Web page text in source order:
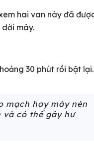
hai van này đã
máy.
30 phút rồi bật lại.
mạch hay máy nén
và có thể gây hư